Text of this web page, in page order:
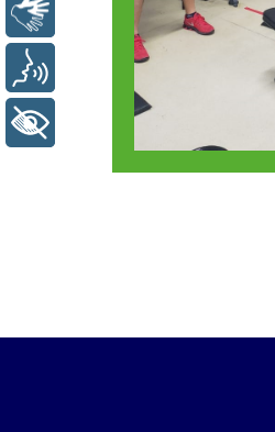
+ Acessibilidade